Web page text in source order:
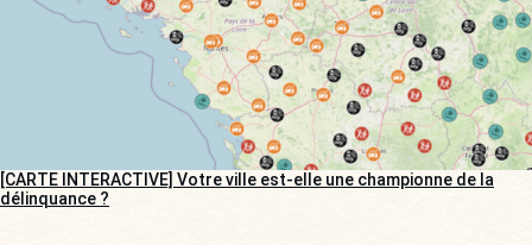
[CARTE INTERACTIVE] Votre ville est-elle une championne de la
délinquance ?